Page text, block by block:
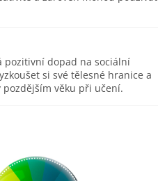
pozitivní dopad na sociální
si své tělesné hranice a
věku při učení.